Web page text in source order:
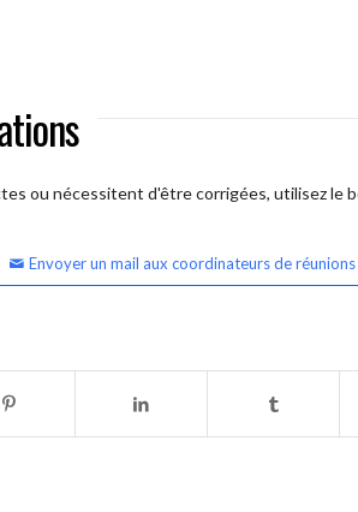
ou nécessitent d'être corrigées, utilisez le
Envoyer un mail aux coordinateurs de